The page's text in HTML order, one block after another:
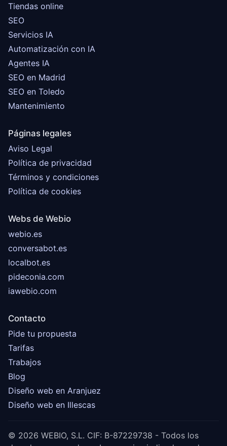
Tiendas online
SEO
Servicios IA
Automatización con IA
Agentes IA
SEO en Madrid
SEO en Toledo
Mantenimiento
Páginas legales
Aviso Legal
Política de privacidad
Términos y condiciones
Política de cookies
Webs de Webio
webio.es
conversabot.es
localbot.es
pideconia.com
iawebio.com
Contacto
Pide tu propuesta
Tarifas
Trabajos
Blog
Diseño web en Aranjuez
Diseño web en Illescas
© 2026 WEBIO, S.L. CIF: B-87229738 - Todos los